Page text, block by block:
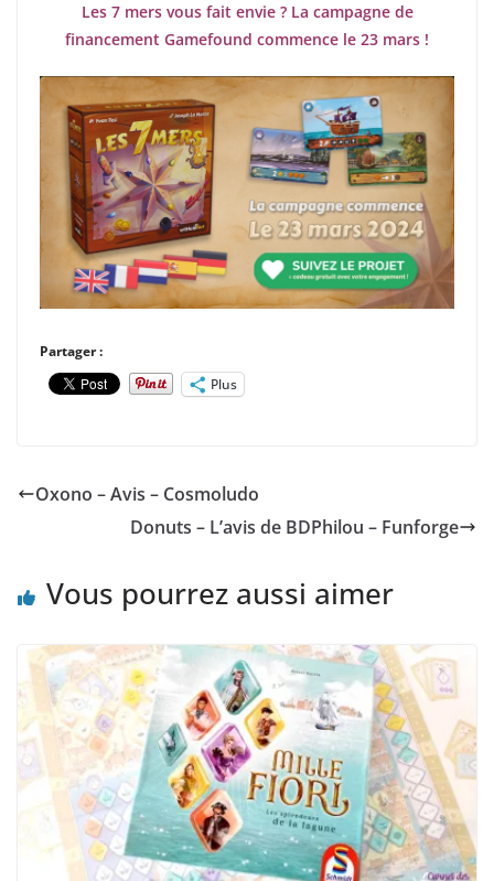
Les 7 mers vous fait envie ? La campagne de
financement Gamefound commence le 23 mars !
Partager :
Plus
Oxono – Avis – Cosmoludo
Donuts – L’avis de BDPhilou – Funforge
Vous pourrez aussi aimer